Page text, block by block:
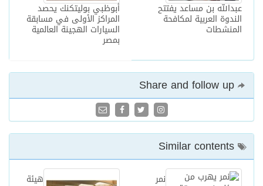
أبوظبي بوليتكنك يحصد
المراكز الأولى في مسابقة
السيارات الهجينة العالمية
بمصر
عبدالله بن مساعد يفتتح
الندوة العربية لمكافحة
المنشطات
هيئة نمر